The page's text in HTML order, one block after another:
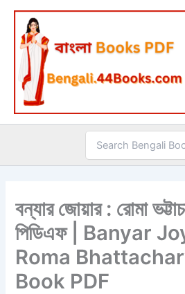
Skip
content
Search
for:
বন্যার জোয়ার : রোমা
পিডিএফ | Banyar
Roma
Book PDF